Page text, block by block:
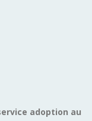
adoption au